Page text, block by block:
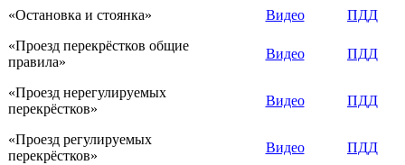
«Остановка и стоянка» Видео
ПДД
«Проезд перекрёстков общие
правила»
Видео ПДД
«Проезд нерегулируемых
перекрёстков»
Видео ПДД
«Проезд регулируемых
перекрёстков»
Видео ПДД